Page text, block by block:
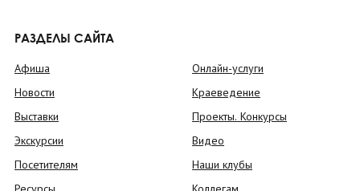
РАЗДЕЛЫ САЙТА
Афиша
Новости
Выставки
Экскурсии
Посетителям
Онлайн-услуги
Краеведение
Проекты. Конкурсы
Видео
Наши клубы